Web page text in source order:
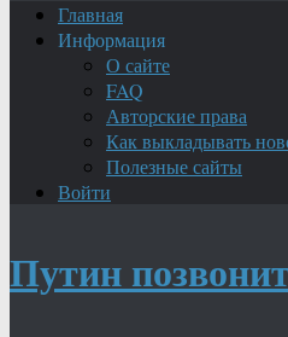
Главная
Информация
О сайте
FAQ
Авторские права
Как выкладывать
Полезные сайты
Войти
Путин